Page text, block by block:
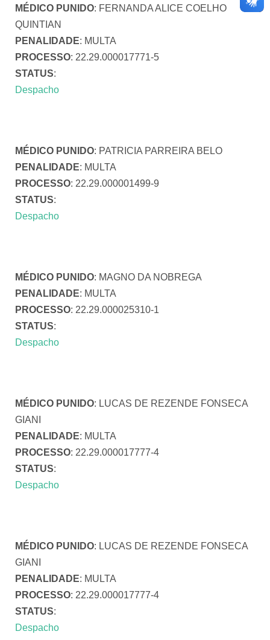
MÉDICO PUNIDO: FERNANDA ALICE COELHO
QUINTIAN
PENALIDADE: MULTA
PROCESSO: 22.29.000017771-5
STATUS:
Despacho
MÉDICO PUNIDO: PATRICIA PARREIRA BELO
PENALIDADE: MULTA
PROCESSO: 22.29.000001499-9
STATUS:
Despacho
MÉDICO PUNIDO: MAGNO DA NOBREGA
PENALIDADE: MULTA
PROCESSO: 22.29.000025310-1
STATUS:
Despacho
MÉDICO PUNIDO: LUCAS DE REZENDE FONSECA
GIANI
PENALIDADE: MULTA
PROCESSO: 22.29.000017777-4
STATUS:
Despacho
MÉDICO PUNIDO: LUCAS DE REZENDE FONSECA
GIANI
PENALIDADE: MULTA
PROCESSO: 22.29.000017777-4
STATUS:
Despacho